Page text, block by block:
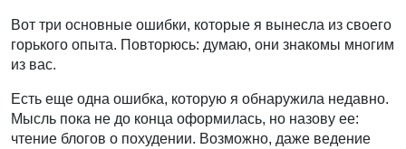
Вот три основные ошибки, которые я вынесла из своего
горького опыта. Повторюсь: думаю, они знакомы многим
из вас.
Есть еще одна ошибка, которую я обнаружила недавно.
Мысль пока не до конца оформилась, но назову ее:
чтение блогов о похудении. Возможно, даже ведение